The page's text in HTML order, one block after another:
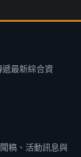
遞最新綜合資
稿、活動訊息與